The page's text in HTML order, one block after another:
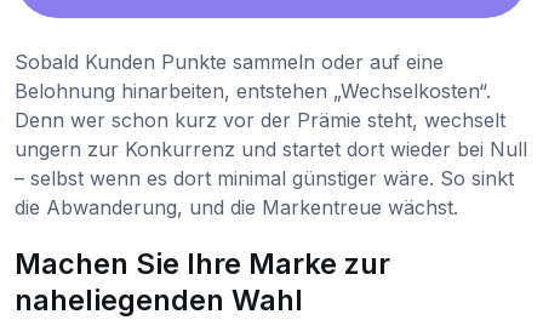
Sobald Kunden Punkte sammeln oder auf eine
Belohnung hinarbeiten, entstehen „Wechselkosten“.
Denn wer schon kurz vor der Prämie steht, wechselt
ungern zur Konkurrenz und startet dort wieder bei Null
– selbst wenn es dort minimal günstiger wäre. So sinkt
die Abwanderung, und die Markentreue wächst.
Machen Sie Ihre Marke zur
naheliegenden Wahl